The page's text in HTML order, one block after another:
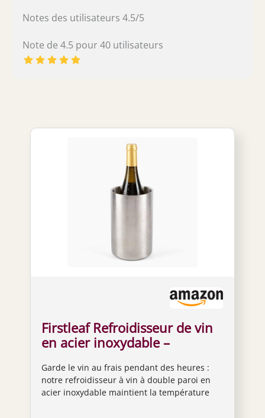
Notes des utilisateurs 4.5/5
Note de 4.5 pour 40 utilisateurs
Firstleaf Refroidisseur de vin
en acier inoxydable –
isolation pour bouteilles de
vin et de champagne/garde le
vin froid jusqu'à 6
Garde le vin au frais pendant des heures :
notre refroidisseur à vin à double paroi en
acier inoxydable maintient la température